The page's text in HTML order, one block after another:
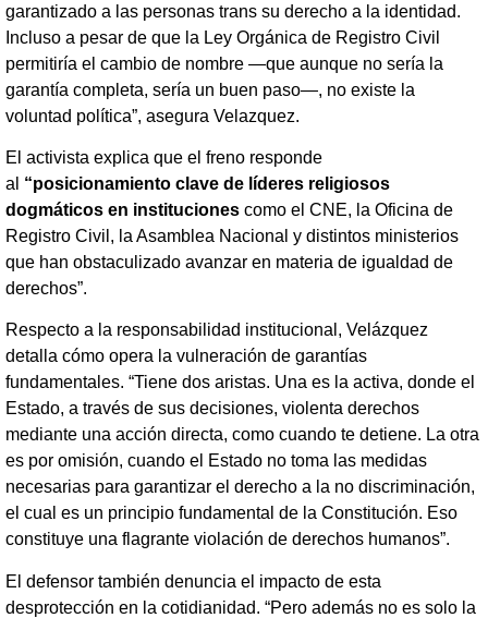
garantizado a las personas trans su derecho a la identidad.
Incluso a pesar de que la Ley Orgánica de Registro Civil
permitiría el cambio de nombre —que aunque no sería la
garantía completa, sería un buen paso—, no existe la
voluntad política”, asegura Velazquez.
El activista explica que el freno responde
al “posicionamiento clave de líderes religiosos
dogmáticos en instituciones como el CNE, la Oficina de
Registro Civil, la Asamblea Nacional y distintos ministerios
que han obstaculizado avanzar en materia de igualdad de
derechos”.
Respecto a la responsabilidad institucional, Velázquez
detalla cómo opera la vulneración de garantías
fundamentales. “Tiene dos aristas. Una es la activa, donde el
Estado, a través de sus decisiones, violenta derechos
mediante una acción directa, como cuando te detiene. La otra
es por omisión, cuando el Estado no toma las medidas
necesarias para garantizar el derecho a la no discriminación,
el cual es un principio fundamental de la Constitución. Eso
constituye una flagrante violación de derechos humanos”.
El defensor también denuncia el impacto de esta
desprotección en la cotidianidad. “Pero además no es solo la